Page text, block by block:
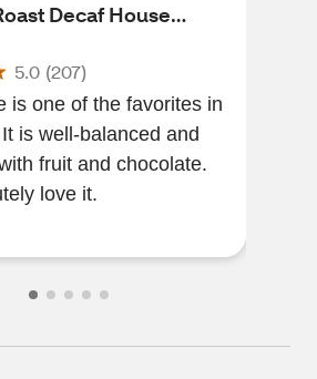
Decaf House
4.2 oz
5.0 (207)
is one of the favorites in
is well-balanced and
fruit and chocolate.
love it.